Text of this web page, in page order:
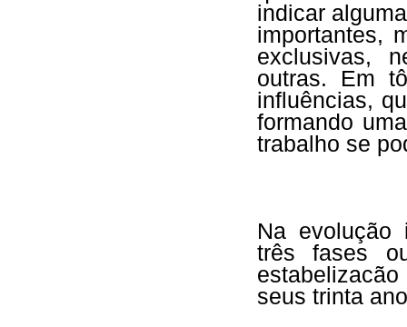
indicar
importantes,
exclusivas,
outras. Em
influências,
formando
trabalho se
Na evolução
três fases
seus trinta